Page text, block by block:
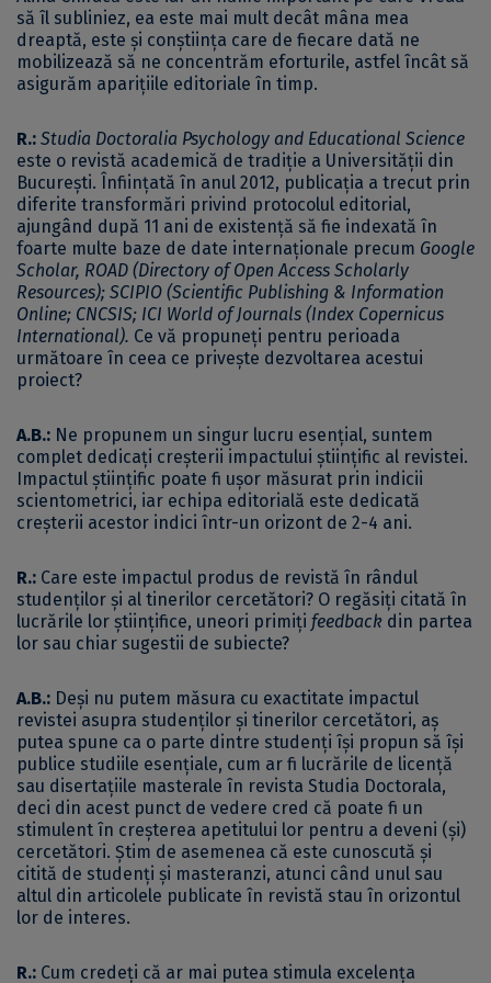
să îl subliniez, ea este mai mult decât mâna mea
dreaptă, este și conștiința care de fiecare dată ne
mobilizează să ne concentrăm eforturile, astfel încât să
asigurăm aparițiile editoriale în timp.
R.: Studia Doctoralia Psychology and Educational Science
este o revistă academică de tradiţie a Universităţii din
Bucureşti. Înfiinţată în anul 2012, publicaţia a trecut prin
diferite transformări privind protocolul editorial,
ajungând după 11 ani de existență să fie indexată în
foarte multe baze de date internaționale precum Google
Scholar, ROAD (Directory of Open Access Scholarly
Resources); SCIPIO (Scientific Publishing & Information
Online; CNCSIS; ICI World of Journals (Index Copernicus
International). Ce vă propuneți pentru perioada
următoare în ceea ce privește dezvoltarea acestui
proiect?
A.B.: Ne propunem un singur lucru esențial, suntem
complet dedicați creșterii impactului științific al revistei.
Impactul științific poate fi ușor măsurat prin indicii
scientometrici, iar echipa editorială este dedicată
creșterii acestor indici într-un orizont de 2-4 ani.
R.: Care este impactul produs de revistă în rândul
studenților și al tinerilor cercetători? O regăsiți citată în
lucrările lor științifice, uneori primiți feedback din partea
lor sau chiar sugestii de subiecte?
A.B.: Deși nu putem măsura cu exactitate impactul
revistei asupra studenților și tinerilor cercetători, aș
putea spune ca o parte dintre studenți își propun să își
publice studiile esențiale, cum ar fi lucrările de licență
sau disertațiile masterale în revista Studia Doctorala,
deci din acest punct de vedere cred că poate fi un
stimulent în creșterea apetitului lor pentru a deveni (și)
cercetători. Știm de asemenea că este cunoscută și
citită de studenți și masteranzi, atunci când unul sau
altul din articolele publicate în revistă stau în orizontul
lor de interes.
R.: Cum credeți că ar mai putea stimula excelența